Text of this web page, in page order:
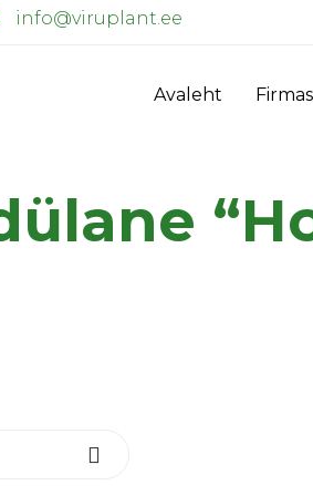
info@viruplant.ee
Avaleht